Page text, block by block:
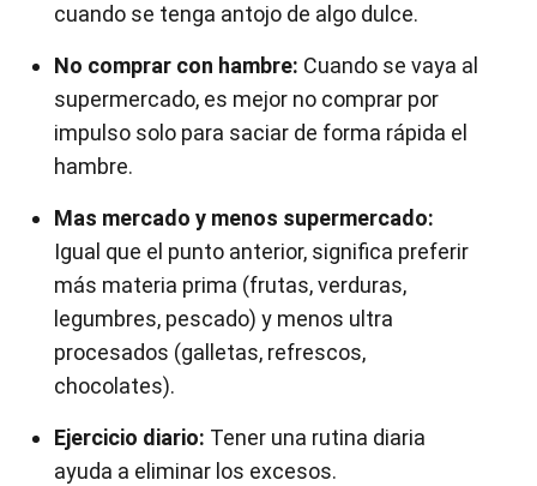
cuando se tenga antojo de algo dulce.
No comprar con hambre: Cuando se vaya al
supermercado, es mejor no comprar por
impulso solo para saciar de forma rápida el
hambre.
Mas mercado y menos supermercado:
Igual que el punto anterior, significa preferir
más materia prima (frutas, verduras,
legumbres, pescado) y menos ultra
procesados (galletas, refrescos,
chocolates).
Ejercicio diario: Tener una rutina diaria
ayuda a eliminar los excesos.